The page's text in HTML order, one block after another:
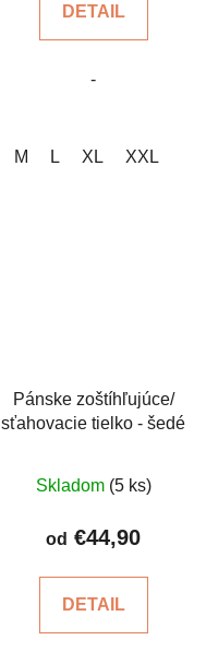
4XL 5XL
z
hviezdičiek.
DETAIL
-
M L XL XXL
Pánske zoštíhľujúce/
sťahovacie tielko - šedé
hodnotenie
produktu
z
Skladom (5 ks)
od €44,90
DETAIL